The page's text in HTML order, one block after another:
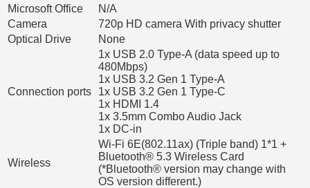
Microsoft Office
N/A
Camera
720p HD camera With privacy shutter
Optical Drive
None
Connection ports
1x USB 2.0 Type-A (data speed up to
480Mbps)
1x USB 3.2 Gen 1 Type-A
1x USB 3.2 Gen 1 Type-C
1x HDMI 1.4
1x 3.5mm Combo Audio Jack
1x DC-in
Wireless
Wi-Fi 6E(802.11ax) (Triple band) 1*1 +
Bluetooth® 5.3 Wireless Card
(*Bluetooth® version may change with
OS version different.)